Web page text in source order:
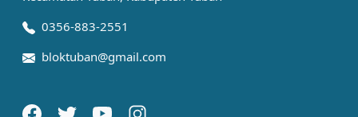
0356-883-2551
bloktuban@gmail.com